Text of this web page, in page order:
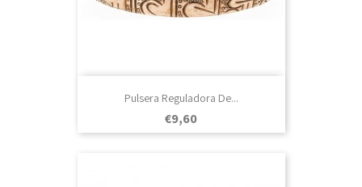
Pulsera Reguladora De...
Prezo
€9,60